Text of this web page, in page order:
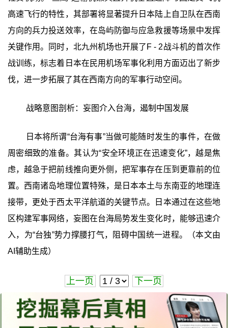
高速飞行的特性，其部署将显著提升日本陆上自卫队在西南
方向的兵力投送效率，在岛屿防御与应急救援等场景中发挥
关键作用。同时，北九州机场也开展了F - 2战斗机的首次作
战训练，标志着日本在民用机场军事化利用方面迈出了新步
伐，进一步拓展了其在西南方向的军事行动空间。
战略意图剖析：妄图介入台海，遏制中国发展
日本将所谓“台海有事”当做可能随时发生的事件，在做
周密细致的准备。其认为“安全环境正在迅速变化”，越是焦
虑，越急于把前线推向更外侧，把军事存在压到更靠前的位
置。西南诸岛地理位置特殊，是日本本土与东南亚的地理连
接带，更处于西太平洋航道的关键节点。日本通过在这些地
区构建军事网络，妄图在台海局势发生变化时，能够迅速介
入，为“台独”势力撑腰打气，阻碍中国统一进程。（本文由
AI辅助生成）
上一页 下一页